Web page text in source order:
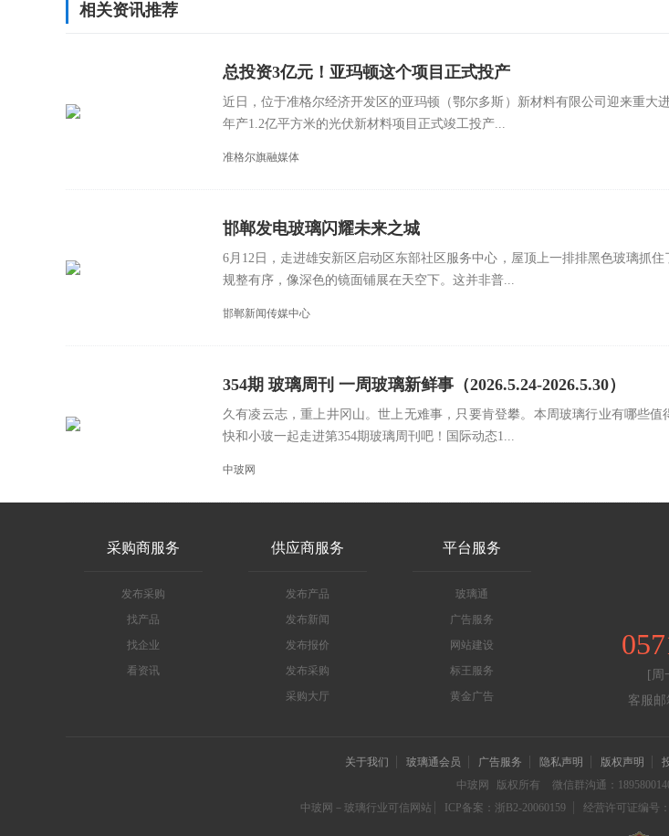
相关资讯推荐
总投资3亿元！亚玛顿这个项目正式投产
近日，位于准格尔经济开发区的亚玛顿（鄂尔多斯）新材料有限公司迎来重大
年产1.2亿平方米的光伏新材料项目正式竣工投产...
准格尔旗融媒体
邯郸发电玻璃闪耀未来之城
6月12日，走进雄安新区启动区东部社区服务中心，屋顶上一排排黑色玻璃抓住
规整有序，像深色的镜面铺展在天空下。这并非普...
邯郸新闻传媒中心
354期 玻璃周刊 一周玻璃新鲜事（2026.5.24-2026.5.30）
久有凌云志，重上井冈山。世上无难事，只要肯登攀。本周玻璃行业有哪些值
快和小玻一起走进第354期玻璃周刊吧！国际动态1...
中玻网
采购商服务
发布采购
找产品
找企业
看资讯
供应商服务
发布产品
发布新闻
发布报价
发布采购
采购大厅
平台服务
玻璃通
广告服务
网站建设
标王服务
黄金广告
[周
客服邮
关于我们 玻璃通会员 广告服务 隐私声明 版权声明
中玻网
版权所有
微信群沟通：
中玻网－玻璃行业可信网站
ICP备案：浙B2-20060159 经营许可证编号